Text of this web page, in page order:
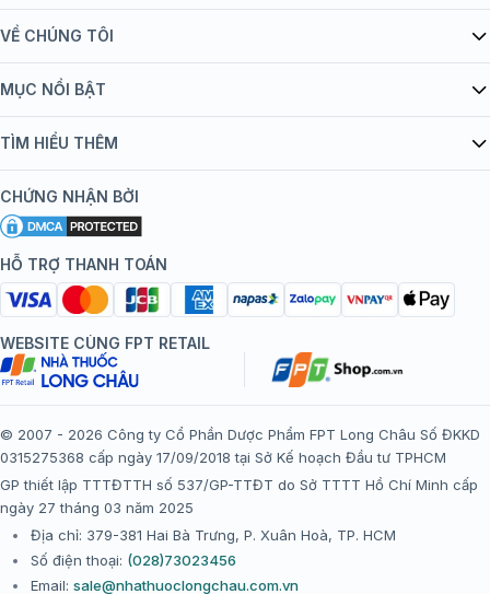
VỀ CHÚNG TÔI
Giới thiệu Tiêm Chủng FPT Long Châu
bán hàng
Chính sách nội dung
Chính sách bảo mật
Chính sách bảo mật dữ liệu cá nhân
Chính sách thanh toán
Chính sách đổi trả gói, mũi tiêm tại trung tâm tiêm chủng
FPT Long Châu
Thể lệ chương trình “Tích điểm nhận đặc quyền”
MỤC NỔI BẬT
Danh mục vắc xin
Đội ngũ bác sĩ, chuyên gia
Hệ thống trung tâm tiêm chủng
TÌM HIỂU THÊM
Khuyến mãi
Tôi nên tiêm gì?
Tiêm chủng đi nước ngoài
CHỨNG NHẬN BỞI
HỖ TRỢ THANH TOÁN
WEBSITE CÙNG FPT RETAIL
© 2007 - 2026 Công ty Cổ Phần Dược Phẩm FPT Long Châu Số ĐKKD
0315275368 cấp ngày 17/09/2018 tại Sở Kế hoạch Đầu tư TPHCM
GP thiết lập TTTĐTTH số 537/GP-TTĐT do Sở TTTT Hồ Chí Minh cấp
ngày 27 tháng 03 năm 2025
Địa chỉ: 379-381 Hai Bà Trưng, P. Xuân Hoà, TP. HCM
Số điện thoại: (028)73023456
Email: sale@nhathuoclongchau.com.vn